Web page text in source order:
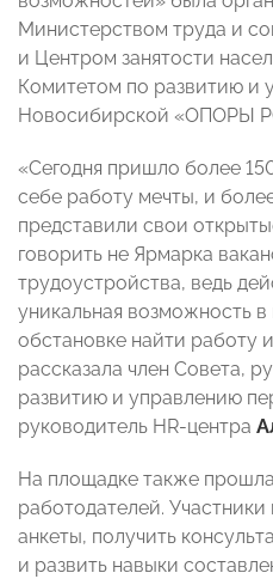
Министерством труда и
и Центром занятости
Комитетом по развитию и
Новосибирской «ОПОРЫ
«Сегодня пришло более
себе работу мечты, и
представили свои
говорить не Ярмарка
трудоустройства, ведь
уникальная возможность
обстановке найти работу
рассказала член Совета,
развитию и управлению
руководитель HR-центра
На площадке также
работодателей.
анкеты, получить
и развить навыки